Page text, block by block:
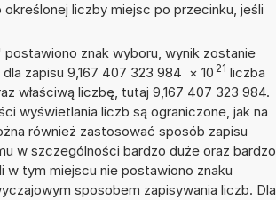
liczby miejsc po przecinku, jeśli
znak wyboru, wynik zostanie
zapisu 9,167 407 323 984 × 10 21 liczba
właściwą liczbę, tutaj 9,167 407 323 984.
wyświetlania liczb są ograniczone, jak na
również zastosować sposób zapisu
w szczególności bardzo duże oraz bardzo
w tym miejscu nie postawiono znaku
sposobem zapisywania liczb. Dla